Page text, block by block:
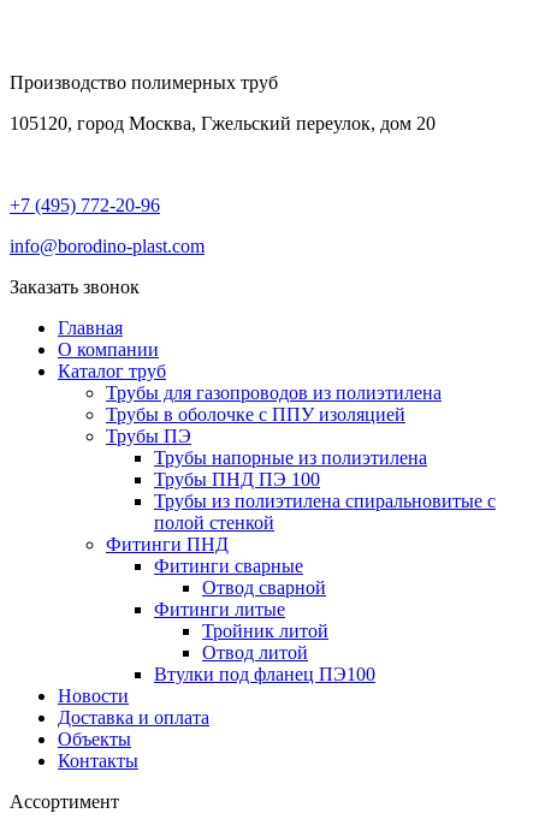
Производство полимерных труб
105120, город Москва, Гжельский переулок, дом 20
+7 (495) 772-20-96
info@borodino-plast.com
Заказать звонок
Главная
О компании
Каталог труб
Трубы для газопроводов из полиэтилена
Трубы в оболочке с ППУ изоляцией
Трубы ПЭ
Трубы напорные из полиэтилена
Трубы ПНД ПЭ 100
Трубы из полиэтилена cпиральновитые с
полой стенкой
Фитинги ПНД
Фитинги сварные
Отвод сварной
Фитинги литые
Тройник литой
Отвод литой
Втулки под фланец ПЭ100
Новости
Доставка и оплата
Объекты
Контакты
Ассортимент